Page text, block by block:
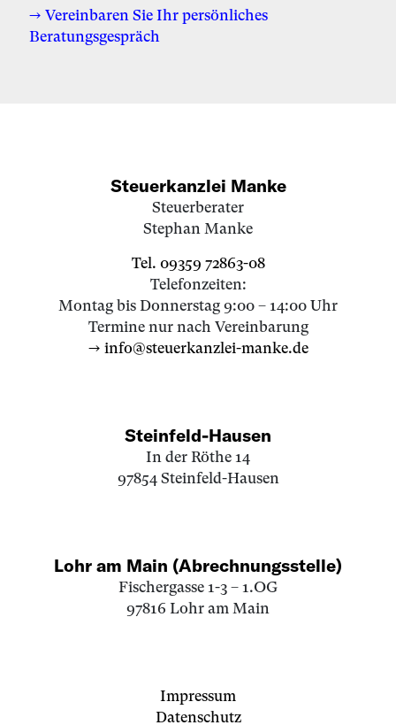
→ Vereinbaren Sie Ihr persönliches
Beratungsgespräch
Steuerkanzlei Manke
Steuerberater
Stephan Manke
Tel. 09359 72863-08
Telefonzeiten:
Montag bis Donnerstag 9:00 – 14:00 Uhr
Termine nur nach Vereinbarung
→ info@steuerkanzlei-manke.de
Steinfeld-Hausen
In der Röthe 14
97854 Steinfeld-Hausen
Lohr am Main (Abrechnungsstelle)
Fischergasse 1-3 – 1.OG
97816 Lohr am Main
Impressum
Datenschutz